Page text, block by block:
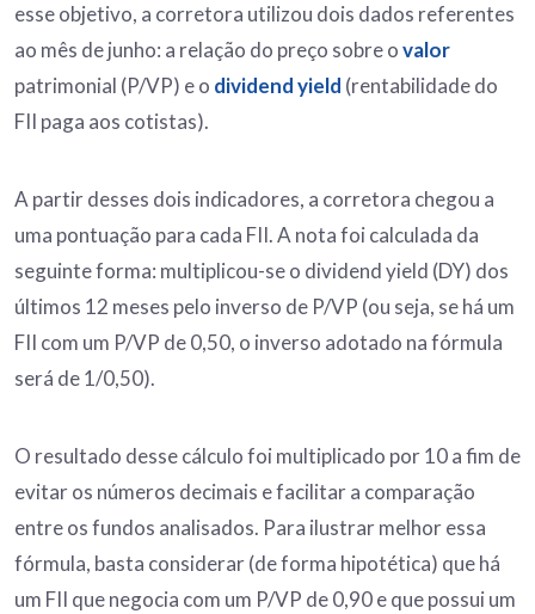
esse objetivo, a corretora utilizou dois dados referentes
ao mês de junho: a relação do preço sobre ovalor
patrimonial (P/VP) e o dividend yield (rentabilidade do
FII paga aos cotistas).
A partir desses dois indicadores, a corretora chegou a
uma pontuação para cada FII. A nota foi calculada da
seguinte forma: multiplicou-se o dividend yield (DY) dos
últimos 12 meses pelo inverso de P/VP (ou seja, se há um
FII com um P/VP de 0,50, o inverso adotado na fórmula
será de 1/0,50).
O resultado desse cálculo foi multiplicado por 10 a fim de
evitar os números decimais e facilitar a comparação
entre os fundos analisados. Para ilustrar melhor essa
fórmula, basta considerar (de forma hipotética) que há
um FII que negocia com um P/VP de 0,90 e que possui um